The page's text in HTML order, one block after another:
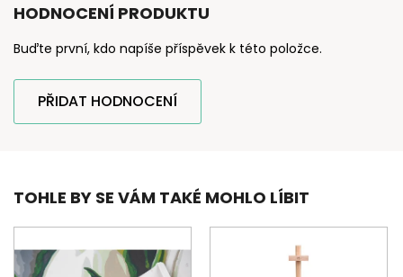
HODNOCENÍ PRODUKTU
Buďte první, kdo napíše příspěvek k této položce.
PŘIDAT HODNOCENÍ
TOHLE BY SE VÁM TAKÉ MOHLO LÍBIT